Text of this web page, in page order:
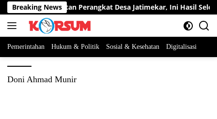
Langsung
ke
konten
Breaking News
Dua Jabatan Perangkat Desa Jatimekar, Ini Hasil Seleksinya
Pemerintahan Hukum & Politik Sosial & Kesehatan Digitalisasi
Doni Ahmad Munir